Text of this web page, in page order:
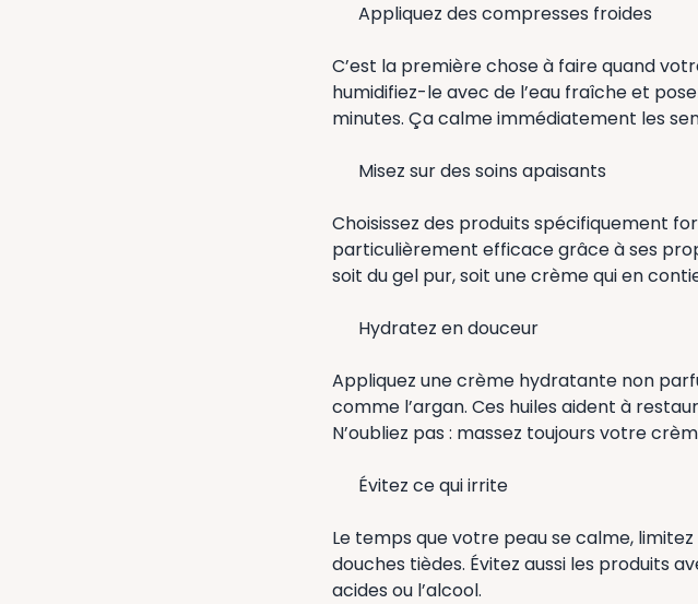
Appliquez des compresses froides
C’est la première chose à faire quand
humidifiez-le avec de l’eau fraîche et
minutes. Ça calme immédiatement les
Misez sur des soins apaisants
Choisissez des produits spécifiquement
particulièrement efficace grâce à ses
soit du gel pur, soit une crème qui en
Hydratez en douceur
Appliquez une crème hydratante non
comme l’argan. Ces huiles aident à
N’oubliez pas : massez toujours votre
Évitez ce qui irrite
Le temps que votre peau se calme,
douches tièdes. Évitez aussi les produits
acides ou l’alcool.